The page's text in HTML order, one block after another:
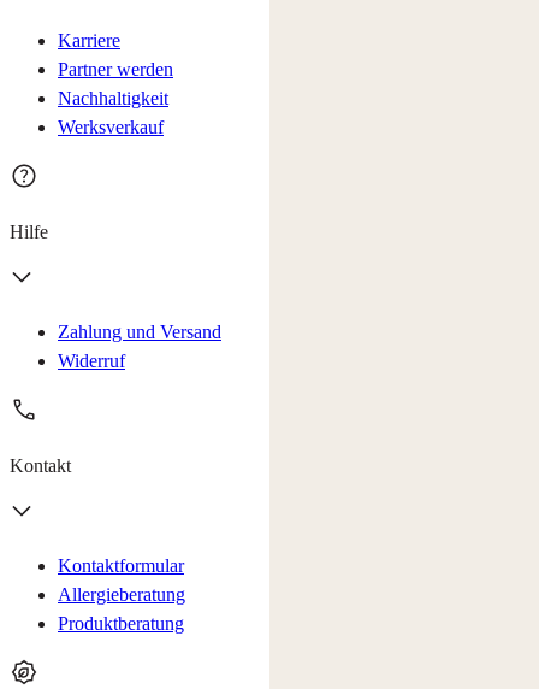
Karriere
Partner werden
Nachhaltigkeit
Werksverkauf
Hilfe
Zahlung und Versand
Widerruf
Kontakt
Kontaktformular
Allergieberatung
Produktberatung